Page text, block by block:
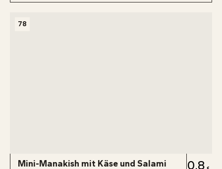
78
Mini-Manakish mit Käse und Salami
0.8